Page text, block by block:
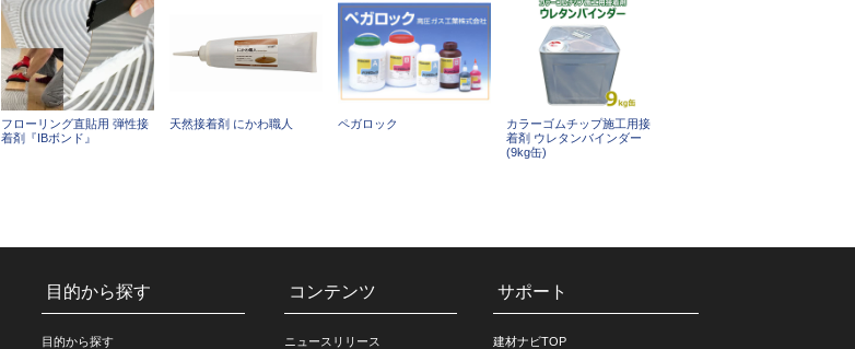
フローリング直貼用 弾性接
着剤『IBボンド』
天然接着剤 にかわ職人 ペガロック
カラーゴムチップ施工用接
着剤 ウレタンバインダー
(9kg缶)
目的から探す
目的から探す
コンテンツ
ニュースリリース
サポート
建材ナビTOP